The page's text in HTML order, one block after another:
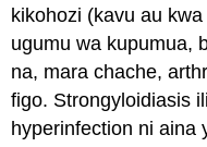
kikohozi (kavu au
ugumu wa kupumua,
na, mara chache,
figo. Strongyloidiasis
hyperinfection ni aina